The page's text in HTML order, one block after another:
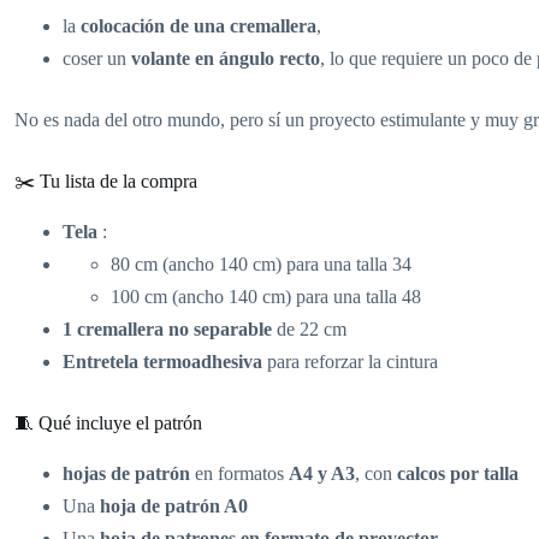
la colocación de una cremallera,
coser un volante en ángulo recto, lo que requiere un poco de
No es nada del otro mundo, pero sí un proyecto estimulante y muy
✂️ Tu lista de la compra
Tela :
80 cm (ancho 140 cm) para una talla 34
100 cm (ancho 140 cm) para una talla 48
1 cremallera no separable de 22 cm
Entretela termoadhesiva para reforzar la cintura
🧵 Qué incluye el patrón
hojas de patrón en formatos A4 y A3, con calcos por talla
Una hoja de patrón A0